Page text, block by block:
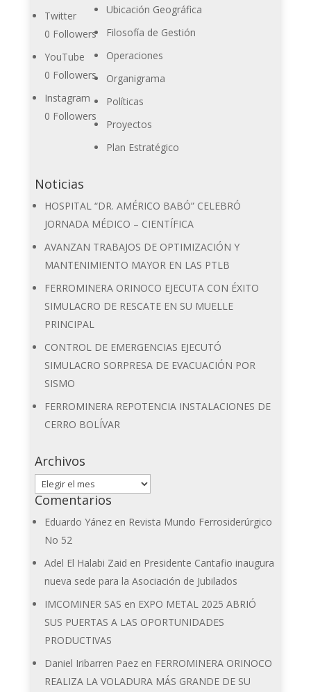
Twitter
0 Followers
YouTube
0 Followers
Instagram
0 Followers
Ubicación Geográfica
Filosofía de Gestión
Operaciones
Organigrama
Políticas
Proyectos
Plan Estratégico
Noticias
HOSPITAL “DR. AMÉRICO BABÓ” CELEBRÓ
JORNADA MÉDICO – CIENTÍFICA
AVANZAN TRABAJOS DE OPTIMIZACIÓN Y
MANTENIMIENTO MAYOR EN LAS PTLB
FERROMINERA ORINOCO EJECUTA CON ÉXITO
SIMULACRO DE RESCATE EN SU MUELLE
PRINCIPAL
CONTROL DE EMERGENCIAS EJECUTÓ
SIMULACRO SORPRESA DE EVACUACIÓN POR
SISMO
FERROMINERA REPOTENCIA INSTALACIONES DE
CERRO BOLÍVAR
Archivos
Archivos
Comentarios
Eduardo Yánezen Revista Mundo Ferrosiderúrgico
No 52
Adel El Halabi Zaid en Presidente Cantafio inaugura
nueva sede para la Asociación de Jubilados
IMCOMINER SAS en EXPO METAL 2025 ABRIÓ
SUS PUERTAS A LAS OPORTUNIDADES
PRODUCTIVAS
Daniel Iribarren Paezen FERROMINERA ORINOCO
REALIZA LA VOLADURA MÁS GRANDE DE SU